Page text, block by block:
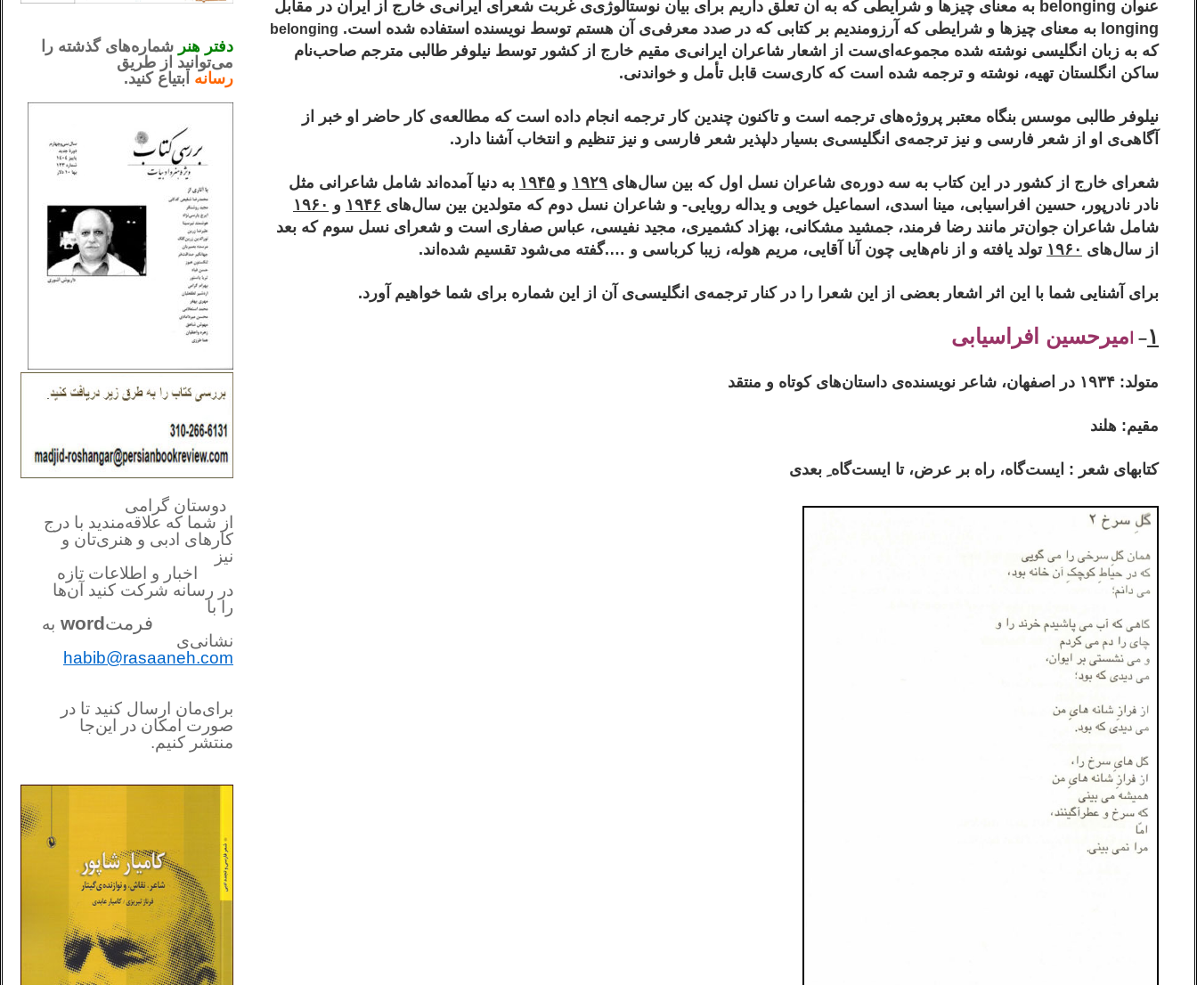
عنوان belonging به معنای چیزها و شرایطی که به آن تعلق داریم برای بیان نوستالوژی‌ی غربت شعرای ایرانی‌ی خارج از ایران در مقابل
longing به معنای چیزها و شرایطی که آرزومندیم بر کتابی که در صدد معرفی‌ی آن هستم توسط نویسنده
استفاده شده است. belonging
که به زبان انگلیسی نوشته شده مجموعه‌ای‌ست از اشعار شاعران ایرانی‌ی مقیم خارج از کشور توسط نیلوفر طالبی مترجم صاحب‌نام
ساکن انگلستان تهیه، نوشته و ترجمه شده است که کاری‌ست قابل تأمل و خواندنی.
نیلوفر طالبی موسس بنگاه معتبر پروژه‌های ترجمه است و تاکنون چندین کار ترجمه انجام داده است که مطالعه‌ی کار حاضر او خبر از
آگاهی‌ی او از شعر فارسی و نیز ترجمه‌ی انگلیسی‌ی بسیار دلپذیر شعر فارسی و نیز تنظیم و انتخاب آشنا دارد.
شعرای خارج از کشور در این کتاب به سه دوره‌ی شاعران نسل اول که بین سال‌های ۱۹۲۹ و ۱۹۴۵ به دنیا آمده‌اند شامل شاعرانی مثل
نادر نادرپور، حسین افراسیابی، مینا اسدی، اسماعیل خویی و یداله رویایی- و شاعران نسل دوم که متولدین بین سال‌های ۱۹۴۶ و ۱۹۶۰
شامل شاعران جوان‌تر مانند رضا فرمند، جمشید مشکانی‌، بهزاد کشمیری، مجید نفیسی، عباس صفاری است و شعرای نسل سوم که بعد
از سال‌های ۱۹۶۰ تولد یافته و از نام‌هایی چون آنا آقایی، مریم هوله، زیبا کرباسی و ….گفته می‌شود تقسیم شده‌اند.
برای آشنایی شما با این اثر اشعار بعضی از این شعرا را در کنار ترجمه‌ی انگلیسی‌ی آن از این شماره برای شما خواهیم آورد.
۱– میرحسین افراسیابی
متولد: ۱۹۳۴ در اصفهان، شاعر نویسنده‌ی داستان‌های کوتاه و منتقد
مقیم: هلند
کتاب‎های شعر : ایست‌گاه، راه بر عرض، تا ایست‌گاه ِ بعدی
دفتر هنر شماره‌های گذشته را
می‌توانید از طریق
رسانه ابتیاع کنید.
دوستان گرامی
از شما که علاقه‌مندید با درج
کارهای‌ ادبی و هنری‌تان و
نیز
اخبار و اطلاعات تازه
در رسانه شرکت کنید آن‌ها
را با
فرمتword به
نشانی‌ی
habib@rasaaneh.com
برای‌مان ارسال کنید تا در
صورت امکان در این‌جا
منتشر کنیم.